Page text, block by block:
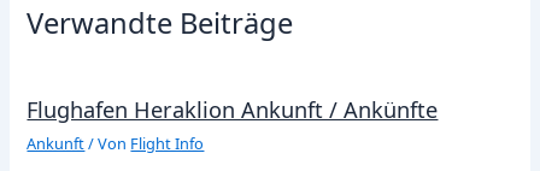
Verwandte Beiträge
Flughafen Heraklion Ankunft / Ankünfte
Ankunft/ Von Flight Info